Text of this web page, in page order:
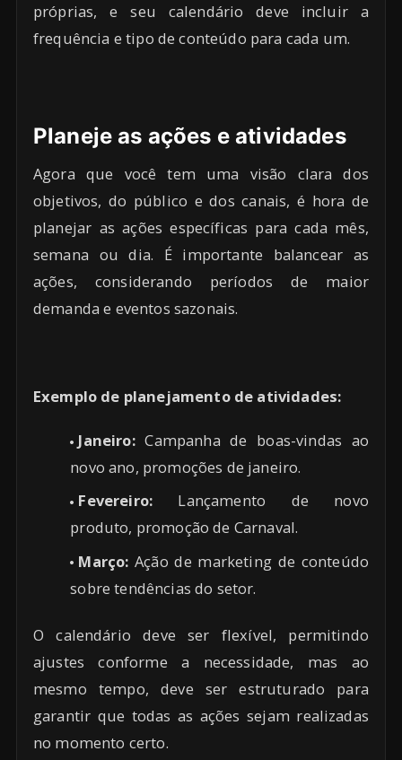
próprias, e seu calendário deve incluir a
frequência e tipo de conteúdo para cada um.
Planeje as ações e atividades
Agora que você tem uma visão clara dos
objetivos, do público e dos canais, é hora de
planejar as ações específicas para cada mês,
semana ou dia. É importante balancear as
ações, considerando períodos de maior
demanda e eventos sazonais.
Exemplo de planejamento de atividades:
Janeiro:Campanha de boas-vindas ao
novo ano, promoções de janeiro.
Fevereiro: Lançamento de novo
produto, promoção de Carnaval.
Março: Ação de marketing de conteúdo
sobre tendências do setor.
O calendário deve ser flexível, permitindo
ajustes conforme a necessidade, mas ao
mesmo tempo, deve ser estruturado para
garantir que todas as ações sejam realizadas
no momento certo.